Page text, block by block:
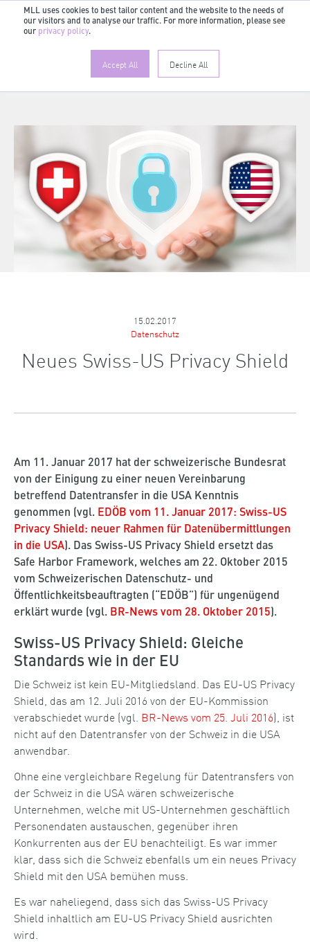
MLL uses cookies to best tailor content and the website to the needs of
our visitors and to analyse our traffic. For more information, please see
our privacy policy.
Accept All Decline All
15.02.2017
Datenschutz
Neues Swiss-US Privacy Shield
Am 11. Januar 2017 hat der schweizerische Bundesrat
von der Einigung zu einer neuen Vereinbarung
betreffend Datentransfer in die USA Kenntnis
genommen (vgl. EDÖB vom 11. Januar 2017: Swiss-US
Privacy Shield: neuer Rahmen für Datenübermittlungen
in die USA). Das Swiss-US Privacy Shield ersetzt das
Safe Harbor Framework, welches am 22. Oktober 2015
vom Schweizerischen Datenschutz- und
Öffentlichkeitsbeauftragten (“EDÖB”) für ungenügend
erklärt wurde (vgl. BR-News vom 28. Oktober 2015).
Swiss-US Privacy Shield: Gleiche
Standards wie in der EU
Die Schweiz ist kein EU-Mitgliedsland. Das EU-US Privacy
Shield, das am 12. Juli 2016 von der EU-Kommission
verabschiedet wurde (vgl. BR-News vom 25. Juli 2016), ist
nicht auf den Datentransfer von der Schweiz in die USA
anwendbar.
Ohne eine vergleichbare Regelung für Datentransfers von
der Schweiz in die USA wären schweizerische
Unternehmen, welche mit US-Unternehmen geschäftlich
Personendaten austauschen, gegenüber ihren
Konkurrenten aus der EU benachteiligt. Es war immer
klar, dass sich die Schweiz ebenfalls um ein neues Privacy
Shield mit den USA bemühen muss.
Es war naheliegend, dass sich das Swiss-US Privacy
Shield inhaltlich am EU-US Privacy Shield ausrichten
wird.